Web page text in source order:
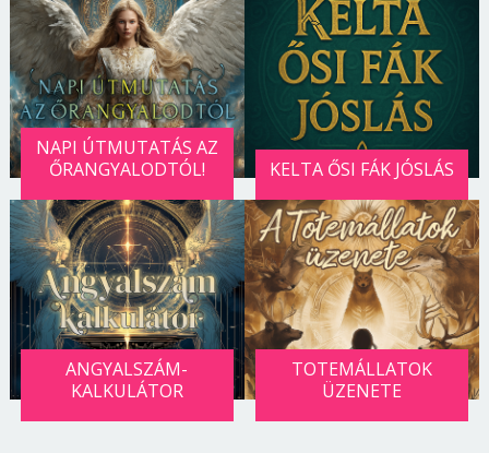
NAPI ÚTMUTATÁS AZ
ŐRANGYALODTÓL!
KELTA ŐSI FÁK JÓSLÁS
ANGYALSZÁM-
KALKULÁTOR
TOTEMÁLLATOK
ÜZENETE